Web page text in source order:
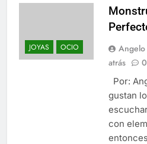
JOYAS OCIO Angelo
atrás
0
Por:
gustan
con